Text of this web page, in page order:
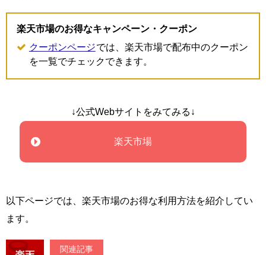
楽天市場のお得なキャンペーン・クーポン
クーポンページでは、楽天市場で配布中のクーポン
を一覧でチェックできます。
↓公式Webサイトをみてみる↓
楽天市場
以下ページでは、楽天市場のお得な利用方法を紹介してい
ます。
関連記事